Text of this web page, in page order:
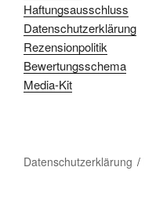
Haftungsausschluss
Datenschutzerklärung
Rezensionpolitik
Bewertungsschema
Media-Kit
Datenschutzerklärung